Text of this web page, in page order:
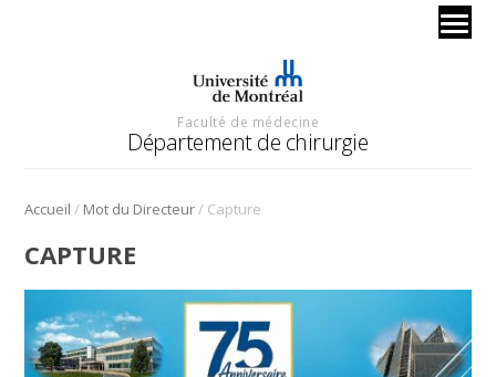
Faculté de médecine
Département de chirurgie
Accueil / Mot du Directeur/ Capture
CAPTURE